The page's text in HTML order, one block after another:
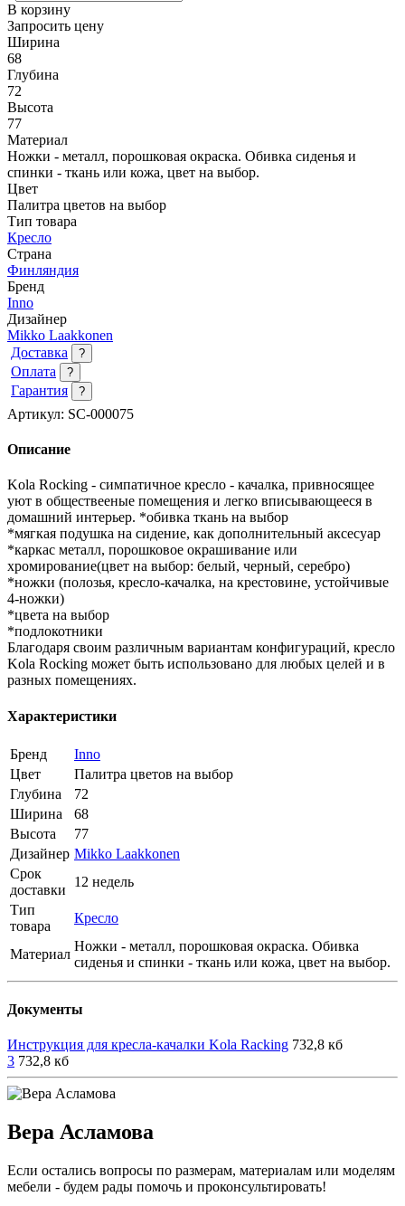
В корзину
Запросить цену
Ширина
68
Глубина
72
Высота
77
Материал
Ножки - металл, порошковая окраска. Обивка сиденья и
спинки - ткань или кожа, цвет на выбор.
Цвет
Палитра цветов на выбор
Тип товара
Кресло
Страна
Финляндия
Бренд
Inno
Дизайнер
Mikko Laakkonen
Доставка
?
Оплата ?
Гарантия ?
Артикул: SC-000075
Описание
Kola Rocking - симпатичное кресло - качалка, привносящее
уют в обществееные помещения и легко вписывающееся в
домашний интерьер. *обивка ткань на выбор
*мягкая подушка на сидение, как дополнительный аксесуар
*каркас металл, порошковое окрашивание или
хромирование(цвет на выбор: белый, черный, серебро)
*ножки (полозья, кресло-качалка, на крестовине, устойчивые
4-ножки)
*цвета на выбор
*подлокотники
Благодаря своим различным вариантам конфигураций, кресло
Kola Rocking может быть использовано для любых целей и в
разных помещениях.
Характеристики
Бренд
Inno
Цвет
Палитра цветов на выбор
Глубина
72
Ширина
68
Высота
77
Дизайнер Mikko Laakkonen
Срок
доставки
12 недель
Тип
товара
Кресло
Материал
Ножки - металл, порошковая окраска. Обивка
сиденья и спинки - ткань или кожа, цвет на выбор.
Документы
Инструкция для кресла-качалки Kola Racking 732,8 кб
3 732,8 кб
Вера Асламова
Если остались вопросы по размерам, материалам или моделям
мебели - будем рады помочь и проконсультировать!